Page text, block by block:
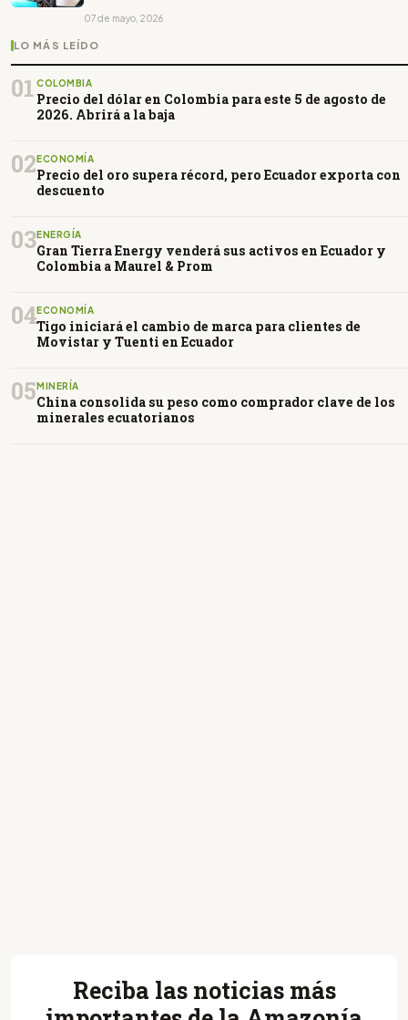
07 de mayo, 2026
LO MÁS LEÍDO
01 COLOMBIA
Precio del dólar en Colombia para este 5 de agosto de
2026. Abrirá a la baja
02ECONOMÍA
Precio del oro supera récord, pero Ecuador exporta con
descuento
03ENERGÍA
Gran Tierra Energy venderá sus activos en Ecuador y
Colombia a Maurel & Prom
04ECONOMÍA
Tigo iniciará el cambio de marca para clientes de
Movistar y Tuenti en Ecuador
05MINERÍA
China consolida su peso como comprador clave de los
minerales ecuatorianos
Reciba las noticias más